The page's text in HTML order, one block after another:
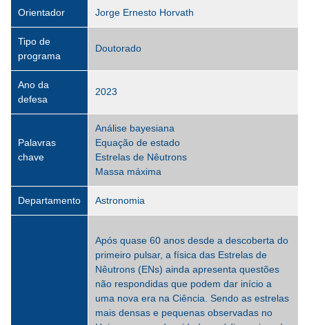
Orientador Jorge Ernesto Horvath
Tipo de
programa
Doutorado
Ano da
defesa
2023
Palavras
chave
Análise bayesiana
Equação de estado
Estrelas de Nêutrons
Massa máxima
Departamento Astronomia
Após quase 60 anos desde a descoberta do
primeiro pulsar, a física das Estrelas de
Nêutrons (ENs) ainda apresenta questões
não respondidas que podem dar início a
uma nova era na Ciência. Sendo as estrelas
mais densas e pequenas observadas no